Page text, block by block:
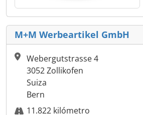
M+M Werbeartikel GmbH
Webergutstrasse 4
3052 Zollikofen
Suiza
Bern
11.822 kilómetro